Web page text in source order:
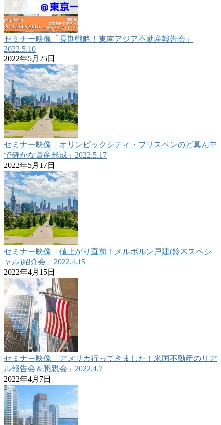
セミナー映像「長期戦略！東南アジア不動産報告会」
2022.5.10
2022年5月25日
セミナー映像「オリンピックシティ・ブリスベンのど真ん中
で確かな資産形成」2022.5.17
2022年5月17日
セミナー映像「値上がり直前！メルボルン戸建(鈴木スペシ
ャル)紹介会」2022.4.15
2022年4月15日
セミナー映像「アメリカ行ってきました！米国不動産のリア
ル報告会＆懇親会」2022.4.7
2022年4月7日